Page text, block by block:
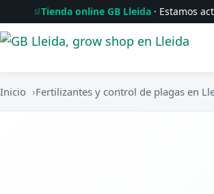
🛒Tienda online GB Lleida· Estamos
Inicio ›Fertilizantes y control de plagas en